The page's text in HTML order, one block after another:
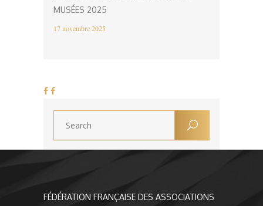
MUSÉES 2025
17 novembre 2025
FÉDÉRATION FRANÇAISE DES ASSOCIATIONS